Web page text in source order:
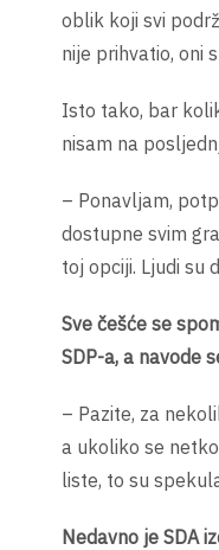
oblik koji svi
nije prihvatio, oni
Isto tako, bar
nisam na
– Ponavljam,
dostupne svim
toj opciji. Ljudi su
Sve češće se
SDP-a, a navode
– Pazite, za
a ukoliko se
liste, to su
Nedavno je SDA